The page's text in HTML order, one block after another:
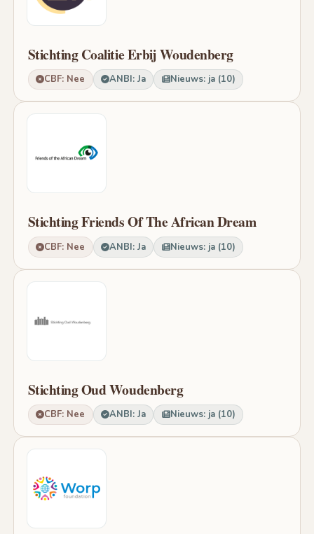
Stichting Coalitie Erbij Woudenberg
CBF: Nee ANBI: Ja Nieuws: ja (10)
Stichting Friends Of The African Dream
CBF: Nee ANBI: Ja Nieuws: ja (10)
Stichting Oud Woudenberg
CBF: Nee ANBI: Ja Nieuws: ja (10)